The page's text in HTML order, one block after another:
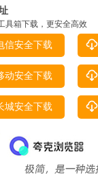
具箱下载，更安全高效
信安全下载
动安全下载
城安全下载